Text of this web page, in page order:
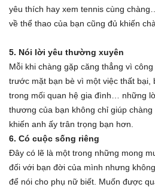
yêu thích hay xem tennis cùng
về thể thao của bạn cũng đủ khiến
5. Nói lời yêu thường xuyên
Mỗi khi chàng gặp căng thẳng vì
trước mặt bạn bè vì một việc thất bại,
trong mối quan hệ gia đình… những
thương của bạn không chỉ giúp
khiến anh ấy trân trọng bạn hơn.
6. Có cuộc sống riêng
Đây có lẽ là một trong những mong
đối với bạn đời của mình nhưng
để nói cho phụ nữ biết. Muốn được